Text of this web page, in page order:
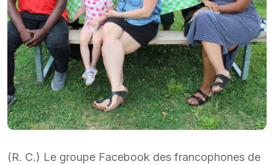
(R. C.) Le groupe Facebook des francophones de